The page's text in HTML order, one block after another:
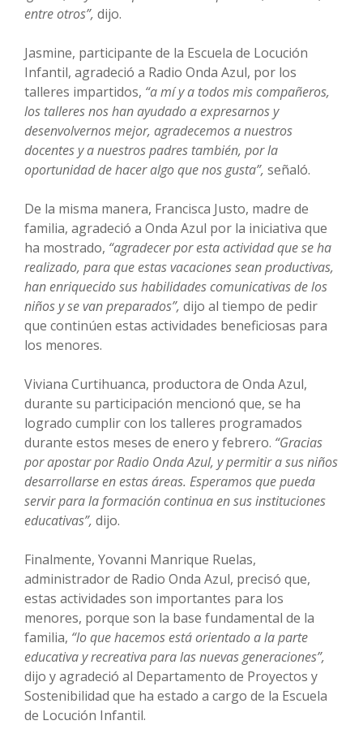
entre otros”, dijo.
Jasmine, participante de la Escuela de Locución
Infantil, agradeció a Radio Onda Azul, por los
talleres impartidos, “a mí y a todos mis compañeros,
los talleres nos han ayudado a expresarnos y
desenvolvernos mejor, agradecemos a nuestros
docentes y a nuestros padres también, por la
oportunidad de hacer algo que nos gusta”, señaló.
De la misma manera, Francisca Justo, madre de
familia, agradeció a Onda Azul por la iniciativa que
ha mostrado, “agradecer por esta actividad que se ha
realizado, para que estas vacaciones sean productivas,
han enriquecido sus habilidades comunicativas de los
niños y se van preparados”, dijo al tiempo de pedir
que continúen estas actividades beneficiosas para
los menores.
Viviana Curtihuanca, productora de Onda Azul,
durante su participación mencionó que, se ha
logrado cumplir con los talleres programados
durante estos meses de enero y febrero. “Gracias
por apostar por Radio Onda Azul, y permitir a sus niños
desarrollarse en estas áreas. Esperamos que pueda
servir para la formación continua en sus instituciones
educativas”, dijo.
Finalmente, Yovanni Manrique Ruelas,
administrador de Radio Onda Azul, precisó que,
estas actividades son importantes para los
menores, porque son la base fundamental de la
familia, “lo que hacemos está orientado a la parte
educativa y recreativa para las nuevas generaciones”,
dijo y agradeció al Departamento de Proyectos y
Sostenibilidad que ha estado a cargo de la Escuela
de Locución Infantil.